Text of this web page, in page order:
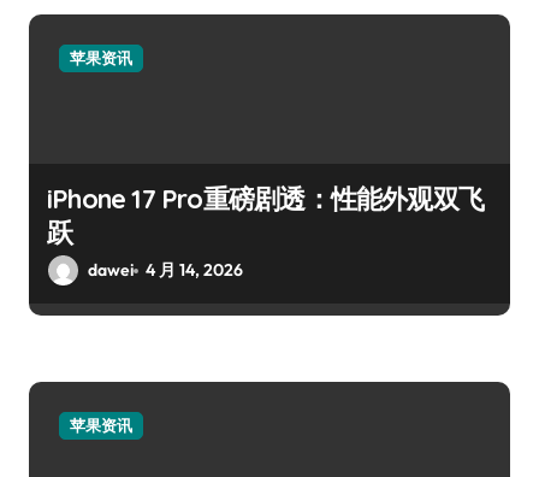
苹果资讯
iPhone 17 Pro重磅剧透：性能外观双飞
跃
dawei 4 月 14, 2026
苹果资讯